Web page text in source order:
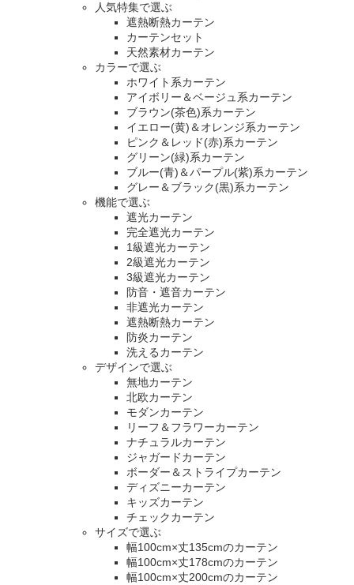
人気特集で選ぶ
遮熱断熱カーテン
カーテンセット
天然素材カーテン
カラーで選ぶ
ホワイト系カーテン
アイボリー＆ベージュ系カーテン
ブラウン(茶色)系カーテン
イエロー(黄)＆オレンジ系カーテン
ピンク＆レッド(赤)系カーテン
グリーン(緑)系カーテン
ブルー(青)＆パープル(紫)系カーテン
グレー＆ブラック(黒)系カーテン
機能で選ぶ
遮光カーテン
完全遮光カーテン
1級遮光カーテン
2級遮光カーテン
3級遮光カーテン
防音・遮音カーテン
非遮光カーテン
遮熱断熱カーテン
防炎カーテン
洗えるカーテン
デザインで選ぶ
無地カーテン
北欧カーテン
モダンカーテン
リーフ＆フラワーカーテン
ナチュラルカーテン
ジャガードカーテン
ボーダー＆ストライプカーテン
ディズニーカーテン
キッズカーテン
チェックカーテン
サイズで選ぶ
幅100cm×丈135cmのカーテン
幅100cm×丈178cmのカーテン
幅100cm×丈200cmのカーテン